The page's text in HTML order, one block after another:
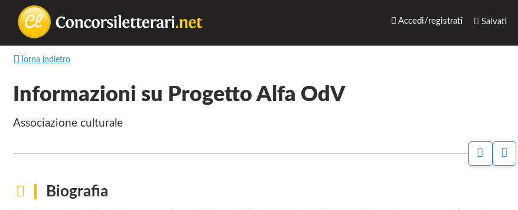
non
permette
di
ma
di
respirare
Accedi/registrati Salvati
Torna indietro
Informazioni su Progetto Alfa OdV
associazione culturale
A
I
Biografia